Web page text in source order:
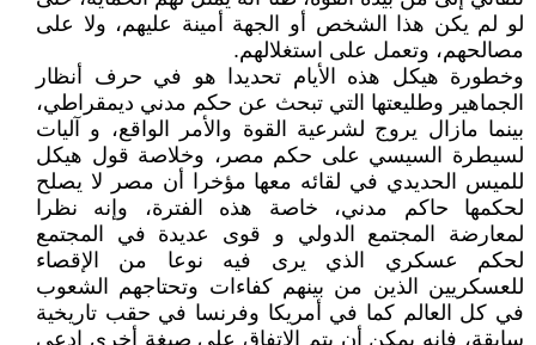
لو لم يكن هذا الشخص أو الجهة أمينة عليهم، ولا على
مصالحهم، وتعمل على استغلالهم.
وخطورة هيكل هذه الأيام تحديدا هو في حرف أنظار
الجماهير وطليعتها التي تبحث عن حكم مدني ديمقراطي،
بينما مازال يروج لشرعية القوة والأمر الواقع، و آليات
لسيطرة السيسي على حكم مصر، وخلاصة قول هيكل
للميس الحديدي في لقائه معها مؤخرا أن مصر لا يصلح
لحكمها حاكم مدني، خاصة هذه الفترة، وإنه نظرا
لمعارضة المجتمع الدولي و قوى عديدة في المجتمع
لحكم عسكري الذي يرى فيه نوعا من الإقصاء
للعسكريين الذين من بينهم كفاءات وتحتاجهم الشعوب
في كل العالم كما في أمريكا وفرنسا في حقب تاريخية
سابقة، فانه يمكن أن يتم الاتفاق على صيغة أخرى ادعى